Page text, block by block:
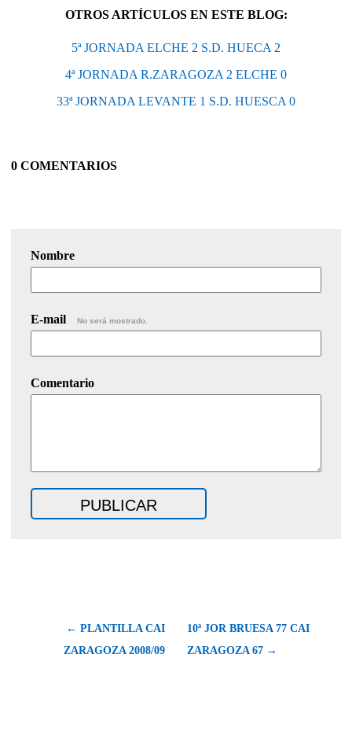
OTROS ARTÍCULOS EN ESTE BLOG:
5ª JORNADA ELCHE 2 S.D. HUECA 2
4ª JORNADA R.ZARAGOZA 2 ELCHE 0
33ª JORNADA LEVANTE 1 S.D. HUESCA 0
0 COMENTARIOS
Nombre
E-mail No será mostrado.
Comentario
← PLANTILLA CAI
ZARAGOZA 2008/09
10ª JOR BRUESA 77 CAI
ZARAGOZA 67 →